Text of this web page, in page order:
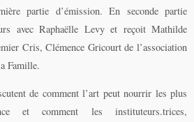
partie d’émission. En seconde partie
avec Raphaëlle Levy et reçoit Mathilde
Cris, Clémence Gricourt de l’association
Famille.
de comment l’art peut nourrir les plus
et comment les instituteurs.trices,